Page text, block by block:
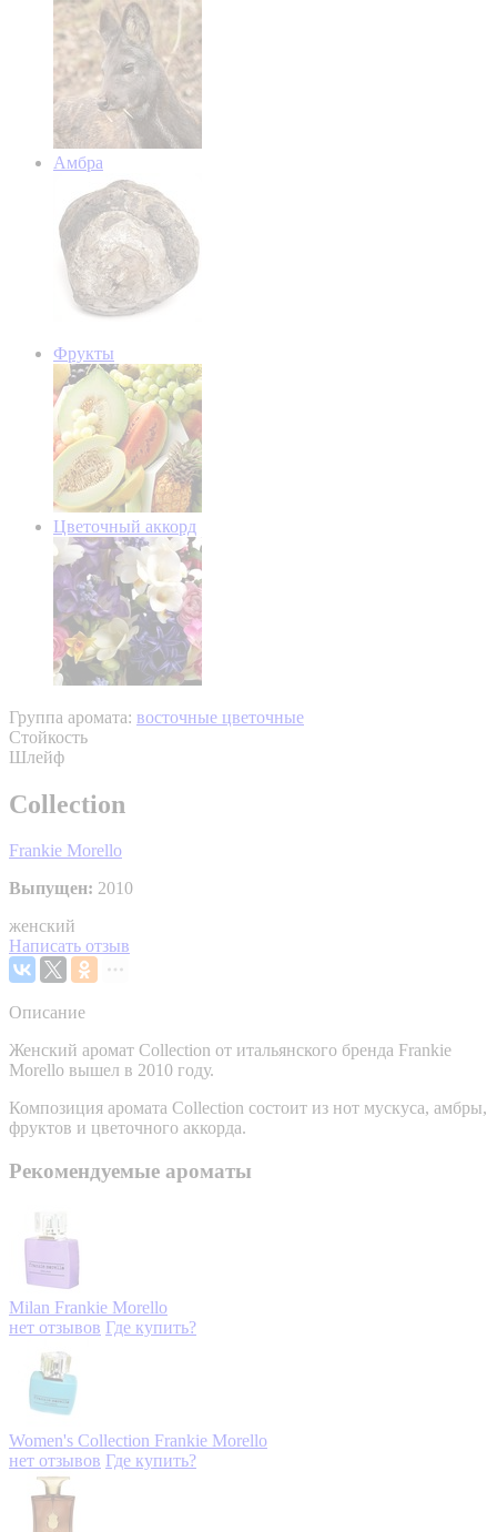
Амбра
Фрукты
Цветочный аккорд
Группа аромата: восточные цветочные
Стойкость
Шлейф
Collection
Frankie Morello
Выпущен: 2010
женский
Написать отзыв
Описание
Женский аромат Collection от итальянского бренда Frankie
Morello вышел в 2010 году.
Композиция аромата Collection состоит из нот мускуса, амбры,
фруктов и цветочного аккорда.
Рекомендуемые ароматы
Milan Frankie Morello
нет отзывов Где купить?
Women's Collection Frankie Morello
нет отзывов Где купить?